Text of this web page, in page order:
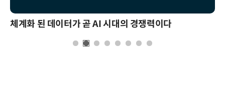
체계화 된 데이터가 곧 AI 시대의 경쟁력이다